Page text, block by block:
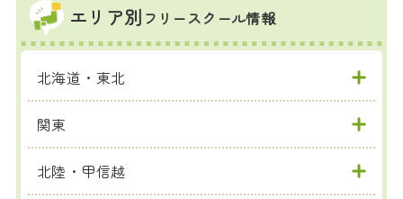
エリア別 フリースクール情報
北海道・東北
関東
北陸・甲信越